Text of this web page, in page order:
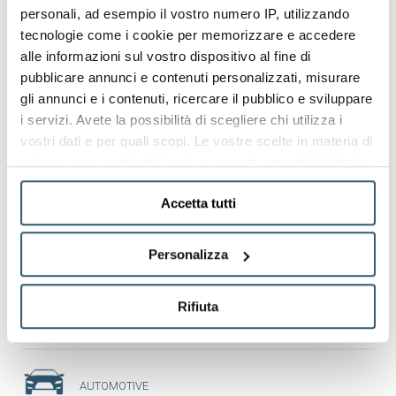
personali, ad esempio il vostro numero IP, utilizzando
tecnologie come i cookie per memorizzare e accedere
alle informazioni sul vostro dispositivo al fine di
pubblicare annunci e contenuti personalizzati, misurare
gli annunci e i contenuti, ricercare il pubblico e sviluppare
i servizi. Avete la possibilità di scegliere chi utilizza i
vostri dati e per quali scopi. Le vostre scelte in materia di
in cui avete effettuato le vostre scelte. È possibile
modificare o revocare il proprio consenso in qualsiasi
momento dalla Dichiarazione sui cookie o facendo clic
sull'icona di attivazione della privacy.
Con il tuo consenso, vorremmo anche:
raccogliere informazioni sulla tua posizione
Accetta tutti
Personalizza
Rifiuta
(any colour upon request)
Quantity per full truck load
(80m3)
SUITABLE FOR THESE APPLICATIONS
AUTOMOTIVE